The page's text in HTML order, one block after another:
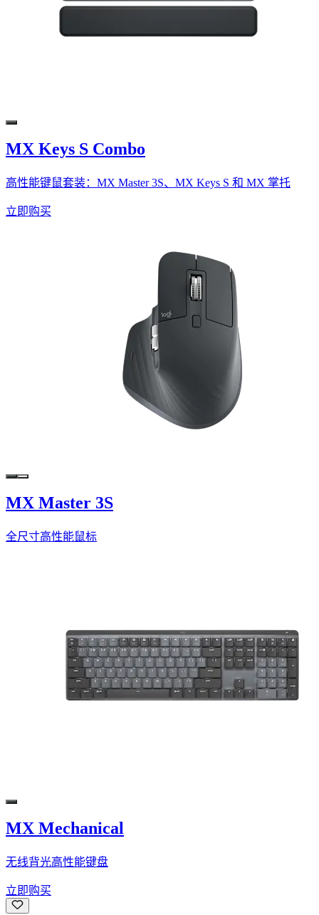
MX Keys S Combo
高性能键鼠套装：MX Master 3S、MX Keys S 和 MX 掌托
立即购买
MX Master 3S
全尺寸高性能鼠标
MX Mechanical
无线背光高性能键盘
立即购买